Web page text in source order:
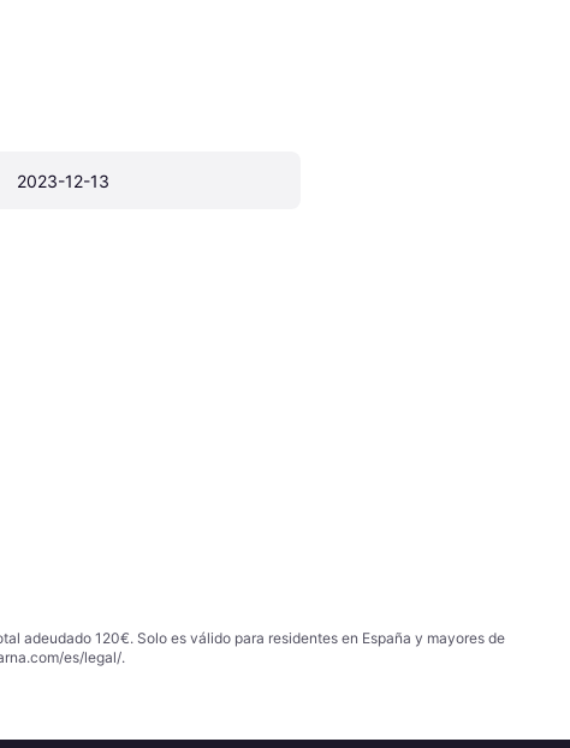
2023-12-13
adeudado 120€. Solo es válido para residentes en España y mayores de
es/legal/.